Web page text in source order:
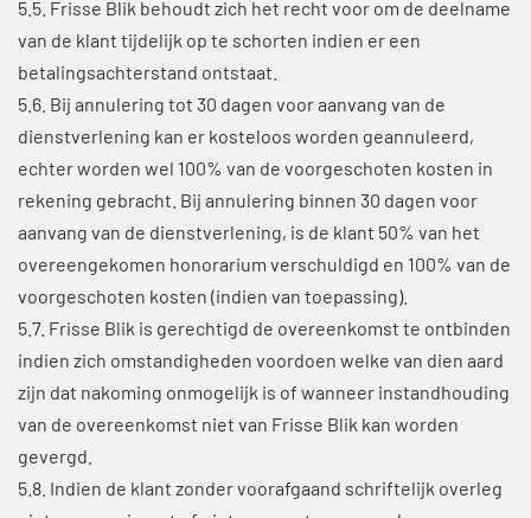
5.5. Frisse Blik behoudt zich het recht voor om de deelname
van de klant tijdelijk op te schorten indien er een
betalingsachterstand ontstaat.
5.6. Bij annulering tot 30 dagen voor aanvang van de
dienstverlening kan er kosteloos worden geannuleerd,
echter worden wel 100% van de voorgeschoten kosten in
rekening gebracht. Bij annulering binnen 30 dagen voor
aanvang van de dienstverlening, is de klant 50% van het
overeengekomen honorarium verschuldigd en 100% van de
voorgeschoten kosten (indien van toepassing).
5.7. Frisse Blik is gerechtigd de overeenkomst te ontbinden
indien zich omstandigheden voordoen welke van dien aard
zijn dat nakoming onmogelijk is of wanneer instandhouding
van de overeenkomst niet van Frisse Blik kan worden
gevergd.
5.8. Indien de klant zonder voorafgaand schriftelijk overleg